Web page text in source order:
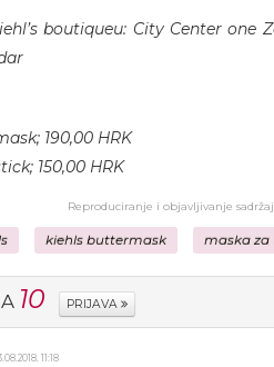
boutiqueu: City Center one
190,00 HRK
150,00 HRK
Reproduciranje i objavljivanje
kiehls buttermask maska za
10 PRIJAVA
11:18